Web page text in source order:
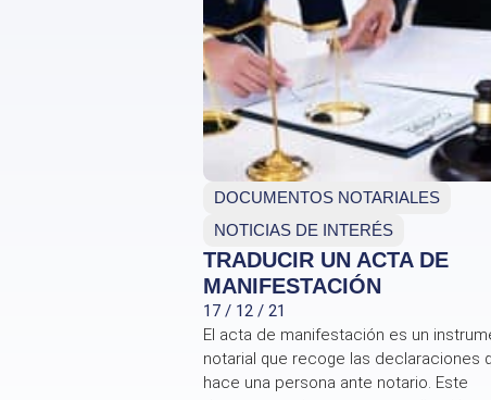
DOCUMENTOS NOTARIALES
NOTICIAS DE INTERÉS
TRADUCIR UN ACTA DE
MANIFESTACIÓN
17 / 12 / 21
El acta de manifestación es un
notarial que recoge las declaraciones
hace una persona ante notario. Este